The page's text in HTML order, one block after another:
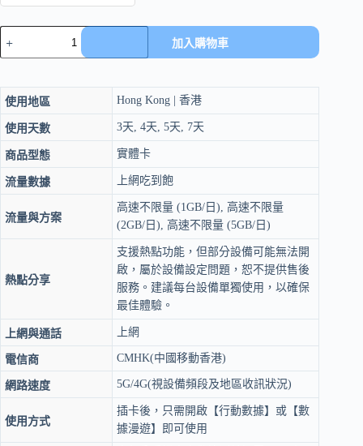
網
卡
3-
7
天
｜
中
國
移
｜
到
飽
數
量
加入購物車
使用地區 Hong Kong | 香港
使用天數 3天, 4天, 5天, 7天
商品型態 實體卡
流量數據 上網吃到飽
流量與方案
高速不限量 (1GB/日), 高速不限量
(2GB/日), 高速不限量 (5GB/日)
熱點分享
支援熱點功能，但部分設備可能無法開
啟，屬於設備設定問題，恕不提供售後
服務。建議每台設備單獨使用，以確保
最佳體驗。
上網與通話 上網
電信商 CMHK(中國移動香港)
網路速度 5G/4G(視設備頻段及地區收訊狀況)
使用方式
插卡後，只需開啟【行動數據】或【數
據漫遊】即可使用